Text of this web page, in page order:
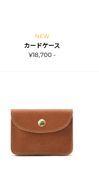
NEW
カードケース
¥18,700 -